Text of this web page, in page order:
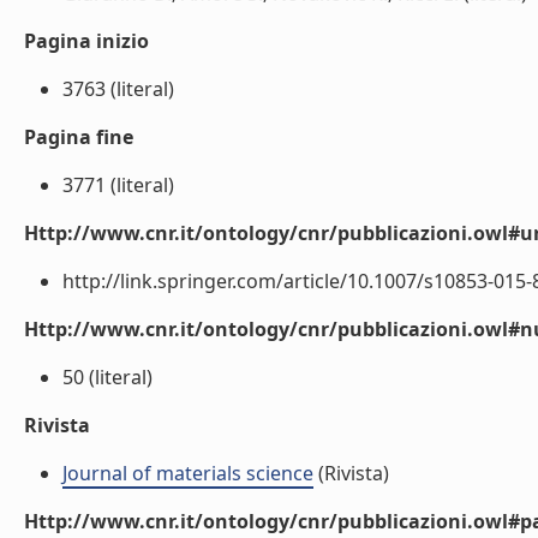
Pagina inizio
3763 (literal)
Pagina fine
3771 (literal)
Http://www.cnr.it/ontology/cnr/
http://link.springer.com/article/10.1007/s10853-015-
Http://www.cnr.it/ontology/cnr/
50 (literal)
Rivista
Journal of materials science(Rivista)
Http://www.cnr.it/ontology/cnr/